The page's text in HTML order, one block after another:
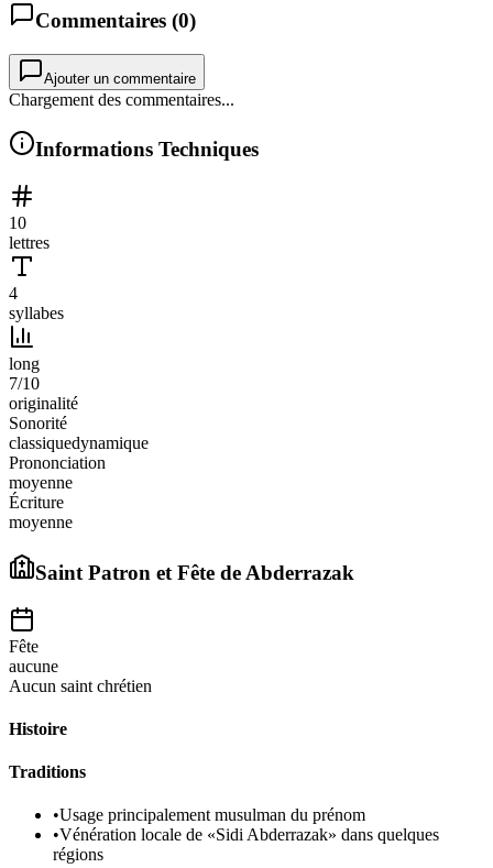
Commentaires (0)
Ajouter un commentaire
Chargement des commentaires...
Informations Techniques
10
lettres
4
syllabes
long
7/10
originalité
Sonorité
classiquedynamique
Prononciation
moyenne
Écriture
moyenne
Saint Patron et Fête de Abderrazak
Fête
aucune
Aucun saint chrétien
Histoire
Traditions
•Usage principalement musulman du prénom
•Vénération locale de «Sidi Abderrazak» dans quelques
régions